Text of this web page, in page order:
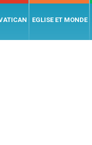
EGLISE ET MONDE